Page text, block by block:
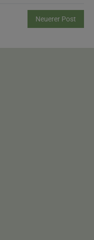
Neuerer Post